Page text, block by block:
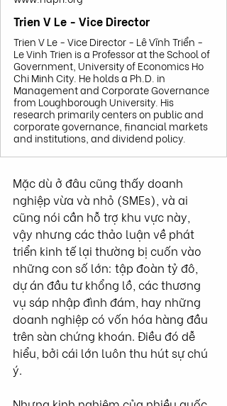
Trien V Le - Vice Director
Trien V Le - Vice Director - Lê Vĩnh Triển -
Le Vinh Trien is a Professor at the School of
Government, University of Economics Ho
Chi Minh City. He holds a Ph.D. in
Management and Corporate Governance
from Loughborough University. His
research primarily centers on public and
corporate governance, financial markets
and institutions, and dividend policy.
Mặc dù ở đâu cũng thấy doanh
nghiệp vừa và nhỏ (SMEs), và ai
cũng nói cần hỗ trợ khu vực này,
vậy nhưng các thảo luận về phát
triển kinh tế lại thường bị cuốn vào
những con số lớn: tập đoàn tỷ đô,
dự án đầu tư khổng lồ, các thương
vụ sáp nhập đình đám, hay những
doanh nghiệp có vốn hóa hàng đầu
trên sàn chứng khoán. Điều đó dễ
hiểu, bởi cái lớn luôn thu hút sự chú
ý.